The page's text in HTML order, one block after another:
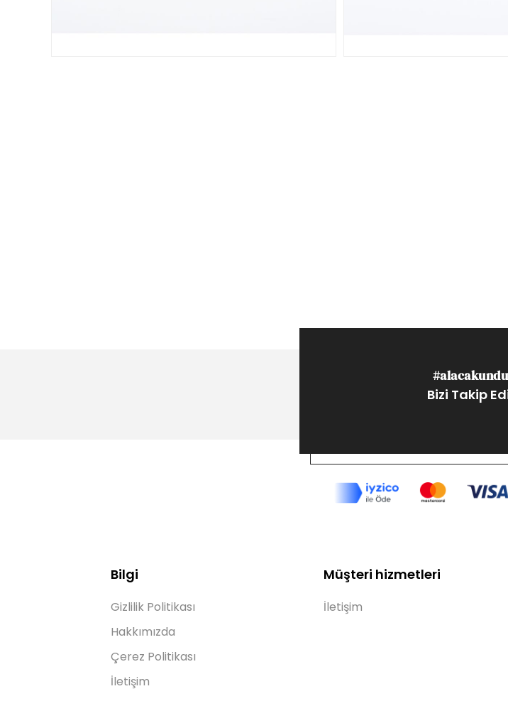
Bizi Takip
Bilgi
Gizlilik Politikası
Hakkımızda
Çerez Politikası
İletişim
Müşteri hizmetleri
İletişim